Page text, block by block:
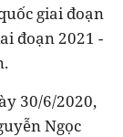
giai đoạn
đoạn 2021 -
30/6/2020,
Ngọc